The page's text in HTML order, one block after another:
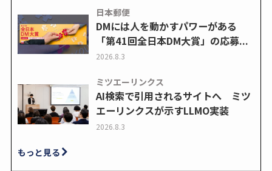
日本郵便
DMには人を動かすパワーがある
「第41回全日本DM大賞」の応募...
2026.8.3
ミツエーリンクス
AI検索で引用されるサイトへ ミツ
エーリンクスが示すLLMO実装
2026.8.3
もっと見る